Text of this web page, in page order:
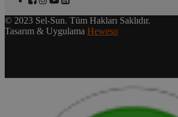
© 2023 Sel-Sun. Tüm Hakları Saklıdır.
Tasarım & Uygulama Heweso